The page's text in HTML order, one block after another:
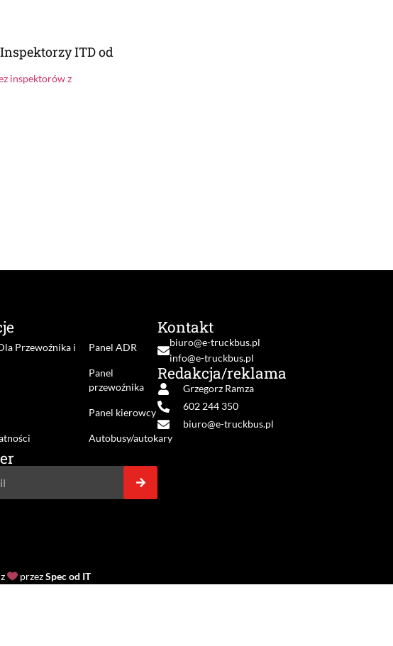
ITD od
inspektorów z
Przewoźnika i
Panel ADR
Panel
przewoźnika
Panel kierowcy
Autobusy/autokary
Kontakt
biuro@e-truckbus.pl
info@e-truckbus.pl
Redakcja/reklama
Grzegorz Ramza
602 244 350
biuro@e-truckbus.pl
przezSpec od IT